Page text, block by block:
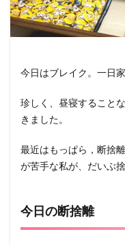
今日はブレイク。一日家
珍しく、昼寝すること
きました。
最近はもっぱら，断捨
が苦手な私が、だいぶ
今日の断捨離